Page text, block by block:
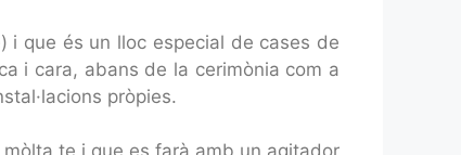
i que és un lloc especial de cases de
i cara, abans de la cerimònia com a
pròpies.